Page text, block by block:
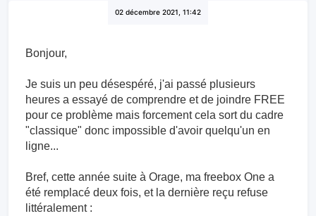
02 décembre 2021, 11:42
Bonjour,
Je suis un peu désespéré, j'ai passé plusieurs
heures a essayé de comprendre et de joindre FREE
pour ce problème mais forcement cela sort du cadre
"classique" donc impossible d'avoir quelqu'un en
ligne...
Bref, cette année suite à Orage, ma freebox One a
été remplacé deux fois, et la dernière reçu refuse
littéralement :